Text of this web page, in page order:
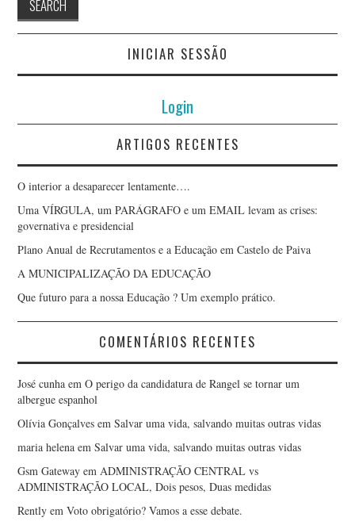
INICIAR SESSÃO
Login
ARTIGOS RECENTES
O interior a desaparecer lentamente….
Uma VÍRGULA, um PARÁGRAFO e um EMAIL levam as crises:
governativa e presidencial
Plano Anual de Recrutamentos e a Educação em Castelo de Paiva
A MUNICIPALIZAÇÃO DA EDUCAÇÃO
Que futuro para a nossa Educação ? Um exemplo prático.
COMENTÁRIOS RECENTES
José cunha emO perigo da candidatura de Rangel se tornar um
albergue espanhol
Olívia Gonçalves emSalvar uma vida, salvando muitas outras vidas
maria helena emSalvar uma vida, salvando muitas outras vidas
Gsm Gateway emADMINISTRAÇÃO CENTRAL vs
ADMINISTRAÇÃO LOCAL, Dois pesos, Duas medidas
Rently emVoto obrigatório? Vamos a esse debate.